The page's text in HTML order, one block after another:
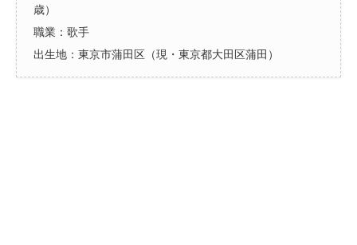
歳）
職業：歌手
出生地：東京市蒲田区（現・東京都大田区蒲田）